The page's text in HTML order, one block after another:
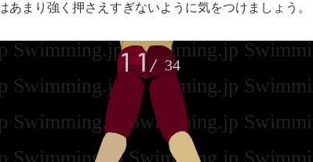
あまり強く押さえすぎないように気をつけましょう。